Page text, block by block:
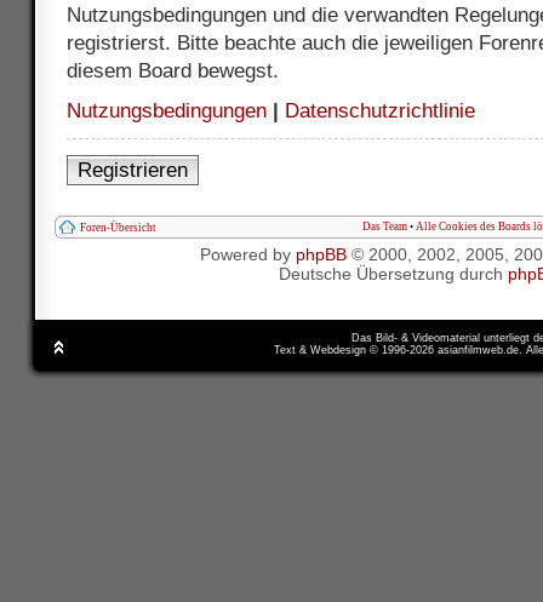
Nutzungsbedingungen und die verwandten
registrierst. Bitte beachte auch die jeweiligen
diesem Board bewegst.
Nutzungsbedingungen
Datenschutzrichtlinie
Registrieren
Foren-Übersicht Das Team • Alle Cookies des Boards
Powered by phpBB© 2000, 2002, 2005,
Deutsche Übersetzung durch
Das Bild- & Videomaterial unterliegt
Text & Webdesign © 1996-2026 asianfilmweb.de.